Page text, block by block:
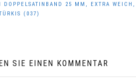
DOPPELSATINBAND 25 MM, EXTRA
(037)
SIE EINEN KOMMENTAR